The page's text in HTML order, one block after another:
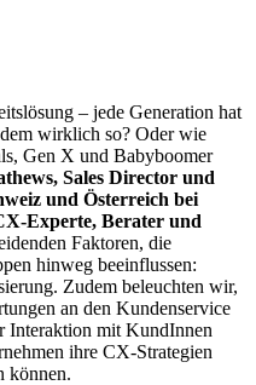
– jede Generation hat
wirklich so? Oder wie
Gen X und Babyboomer
Sales Director und
und Österreich bei
Experte, Berater und
Faktoren, die
hinweg beeinflussen:
Zudem beleuchten wir,
an den Kundenservice
Interaktion mit KundInnen
ihre CX-Strategien
können.